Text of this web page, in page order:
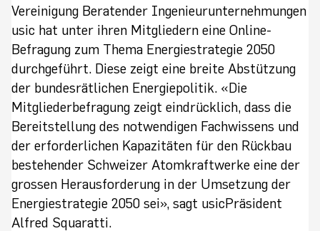
Vereinigung Beratender Ingenieurunternehmungen
usic hat unter ihren Mitgliedern eine Online-
Befragung zum Thema Energiestrategie 2050
durchgeführt. Diese zeigt eine breite Abstützung
der bundesrätlichen Energiepolitik. «Die
Mitgliederbefragung zeigt eindrücklich, dass die
Bereitstellung des notwendigen Fachwissens und
der erforderlichen Kapazitäten für den Rückbau
bestehender Schweizer Atomkraftwerke eine der
grossen Herausforderung in der Umsetzung der
Energiestrategie 2050 sei», sagt usicPräsident
Alfred Squaratti.